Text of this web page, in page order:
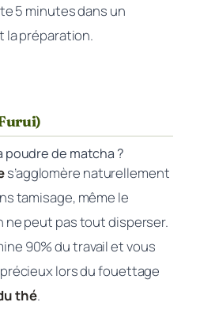
5 minutes dans un
la préparation.
poudre de matcha ?
s’agglomère naturellement
tamisage, même le
ne peut pas tout disperser.
90% du travail et vous
lors du fouettage
thé.